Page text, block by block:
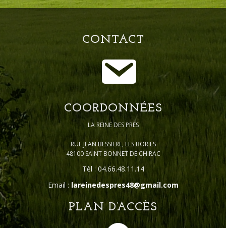
CONTACT
COORDONNÉES
LA REINE DES PRES
RUE JEAN BESSIERE, LES BORIES
48100 SAINT BONNET DE CHIRAC
Tèl : 04.66.48.11.14
Email : lareinedespres48@gmail.com
PLAN D’ACCÈS